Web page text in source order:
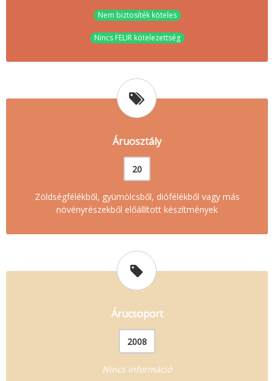
Nem biztosíték köteles
Nincs FELIR kötelezettség
Áruosztály
20
Zöldségfélékből, gyümölcsből, diófélékből vagy más
növényrészekből előállított készítmények
Árucsoport
2008
Nincs információ